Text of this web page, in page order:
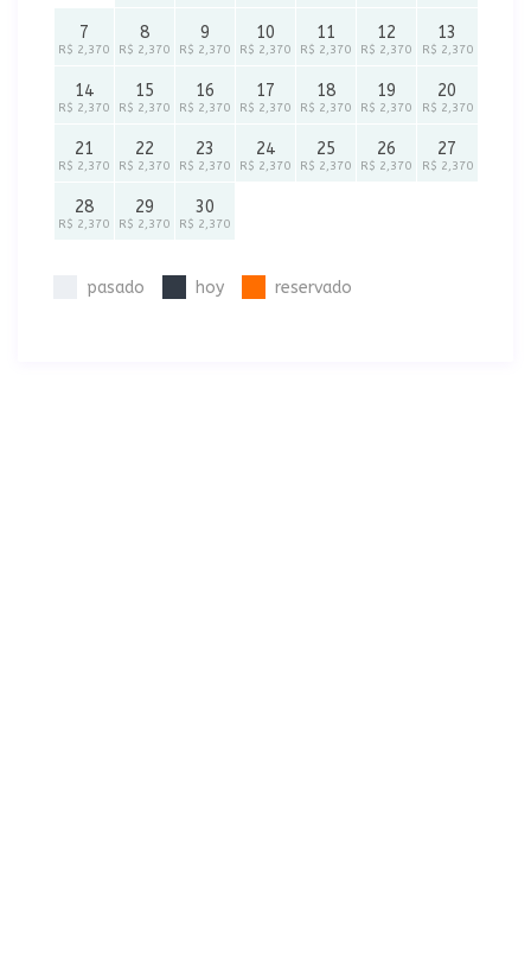
7
R$ 2,370
8
R$ 2,370
9
R$ 2,370
10
R$ 2,370
11
R$ 2,370
12
R$ 2,370
13
R$ 2,370
14
R$ 2,370
15
R$ 2,370
16
R$ 2,370
17
R$ 2,370
18
R$ 2,370
19
R$ 2,370
20
R$ 2,370
21
R$ 2,370
22
R$ 2,370
23
R$ 2,370
24
R$ 2,370
25
R$ 2,370
26
R$ 2,370
27
R$ 2,370
28
R$ 2,370
29
R$ 2,370
30
R$ 2,370
pasado hoy reservado